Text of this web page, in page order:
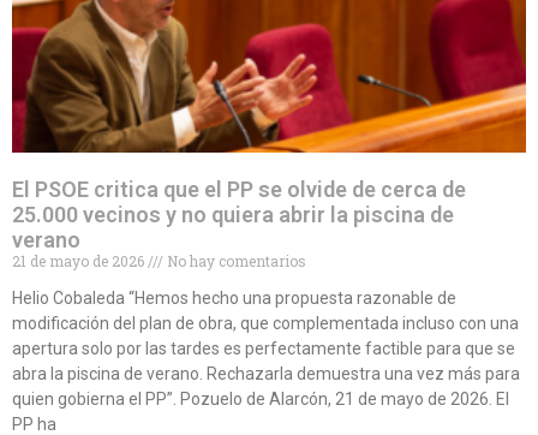
El PSOE critica que el PP se olvide de cerca de
25.000 vecinos y no quiera abrir la piscina de
verano
21 de mayo de 2026
No hay comentarios
Helio Cobaleda “Hemos hecho una propuesta razonable de
modificación del plan de obra, que complementada incluso con una
apertura solo por las tardes es perfectamente factible para que se
abra la piscina de verano. Rechazarla demuestra una vez más para
quien gobierna el PP”. Pozuelo de Alarcón, 21 de mayo de 2026. El
PP ha